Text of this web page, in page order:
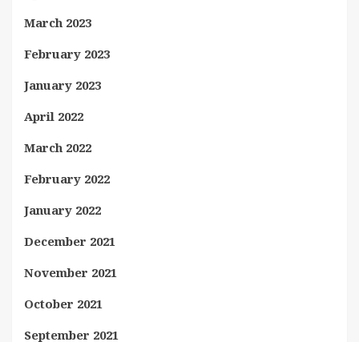
March 2023
February 2023
January 2023
April 2022
March 2022
February 2022
January 2022
December 2021
November 2021
October 2021
September 2021